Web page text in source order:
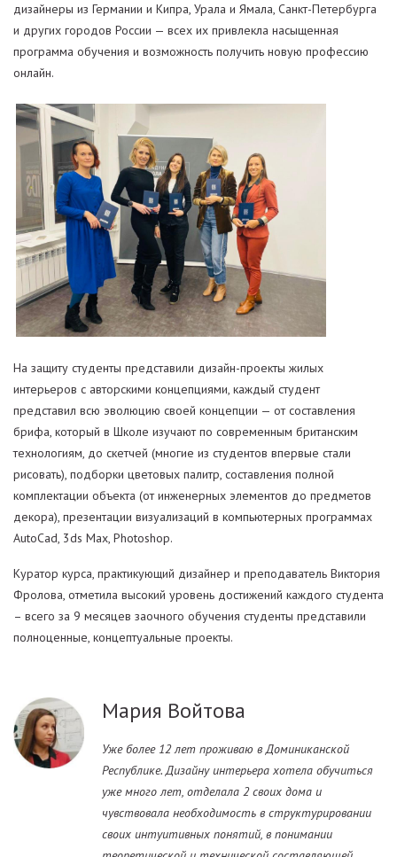
дизайнеры из Германии и Кипра, Урала и Ямала, Санкт-Петербурга
и других городов России — всех их привлекла насыщенная
программа обучения и возможность получить новую профессию
онлайн.
На защиту студенты представили дизайн-проекты жилых
интерьеров с авторскими концепциями, каждый студент
представил всю эволюцию своей концепции — от составления
брифа, который в Школе изучают по современным британским
технологиям, до скетчей (многие из студентов впервые стали
рисовать), подборки цветовых палитр, составления полной
комплектации объекта (от инженерных элементов до предметов
декора), презентации визуализаций в компьютерных программах
AutoCad, 3ds Max, Photoshop.
Куратор курса, практикующий дизайнер и преподаватель Виктория
Фролова, отметила высокий уровень достижений каждого студента
– всего за 9 месяцев заочного обучения студенты представили
полноценные, концептуальные проекты.
Мария Войтова
Уже более 12 лет проживаю в Доминиканской
Республике. Дизайну интерьера хотела обучиться
уже много лет, отделала 2 своих дома и
чувствовала необходимость в структурировании
своих интуитивных понятий, в понимании